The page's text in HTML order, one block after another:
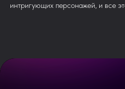
интригующих персонажей, и все